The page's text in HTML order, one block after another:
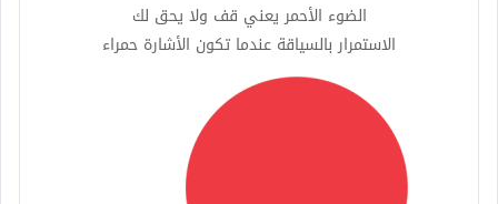
الضوء الأحمر يعني قف ولا يحق لك
الاستمرار بالسياقة عندما تكون الأشارة حمراء